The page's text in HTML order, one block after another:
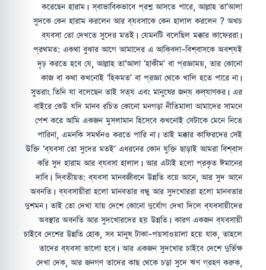
করেছেন হারাম। স্বাভাবিকভাবে প্রশ্ন আসতে পারে, আল্লাহ তা‘আলা
সুদকে কেন হারাম করলেন আর ব্যবসাকে কেন হালাল করলেন ? অথচ
ব্যবসা তো দেখতে সুদের মতই। যেমনটি বলেছিল মক্কার কাফেররা।
প্রথমত: একথা বুঝার আগে আমাদের এ আক্বিদা-বিশ্বাসকে অবশ্যই
দৃঢ় করতে হবে যে, আল্লাহ তা‘আলা ‘হাকীম’ বা প্রজ্ঞাময়, তার কোনো
কাজ বা কথা কখনোই ‘হিকমত’ বা প্রজ্ঞা থেকে খালি হতে পারে না।
সুতরাং তিনি যা বলেছেন তাই সত্য এবং মানুষের জন্য কল্যাণকর। এর
বাইরে কেউ যদি মানব রচিত কোনো মনগড়া নীতিমালা আমাদের সামনে
পেশ করে আমি একজন মুসলামান হিসেবে কখনোই সেটাকে মেনে নিতে
পারিনা, এমনকি সমর্থনও করতে পারি না। তাই মক্কার কাফিরদের সেই
উক্তি ‘ব্যবসা তো সুদের মতই’ এধরনের কোন যুক্তি ছাড়াই আমরা বিশ্বাস
করি সুদ হারাম আর ব্যবসা হালাল। আর এটাই হলো প্রকৃত ঈমানের
দাবি। দ্বিতীয়ত: ব্যবসা মানবজীবনে উন্নতি বয়ে আনে, আর সুদ আনে
অবনতি। ব্যবসায়ীরা হলো মানবতার বন্ধু আর সুদখোররা হলো মানবতার
দুশমন। তাই তো দেখা যায় দেশে কোনো দুর্যোগ দেখা দিলে ব্যবসায়ীদের
অবস্থার অবনতি আর সুদখোরদের হয় উন্নতি। কারণ একজন ব্যবসায়ী
চাইবে দেশের উন্নতি হোক, সব মানুষ টাকা-পয়সাওয়ালা হয়ে যাক, তাহলে
তাদের ব্যবসা ভালো হবে। আর একজন সুদখোর চাইবে দেশে দুর্ভিক্ষ
দেখা দেক, আর জনগণ তাদের কাছ থেকে চড়া সুদে ঋণ গ্রহণ করুক,